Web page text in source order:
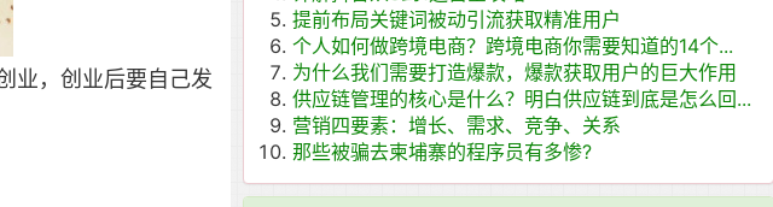
业，创业后要自己发
提前布局关键词被动引流获取精准用户
个人如何做跨境电商？跨境电商你需要知道的14个...
为什么我们需要打造爆款，爆款获取用户的巨大作用
供应链管理的核心是什么？明白供应链到底是怎么回...
营销四要素：增长、需求、竞争、关系
那些被骗去柬埔寨的程序员有多惨?